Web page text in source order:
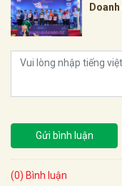
Gửi bình luận
(0) Bình luận